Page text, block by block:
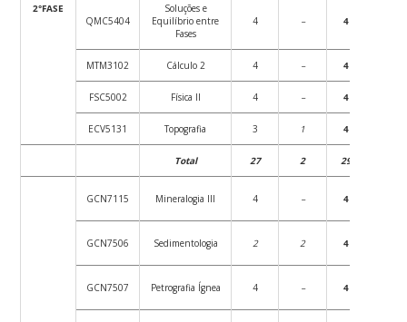
2°FASE
QMC5404
Soluções e
Equilíbrio entre
Fases
4 – 4
MTM3102 Cálculo 2 4 – 4
FSC5002 Física II 4 – 4
ECV5131 Topografia 3 1 4
Total 27 2 29
GCN7115 Mineralogia III 4 – 4
GCN7506 Sedimentologia 2 2 4
GCN7507 Petrografia Ígnea 4 – 4